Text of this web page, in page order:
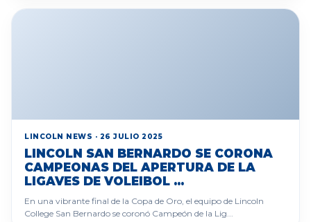
LINCOLN NEWS · 26 JULIO 2025
LINCOLN SAN BERNARDO SE CORONA
CAMPEONAS DEL APERTURA DE LA
LIGAVES DE VOLEIBOL ...
En una vibrante final de la Copa de Oro, el equipo de Lincoln
College San Bernardo se coronó Campeón de la Lig...